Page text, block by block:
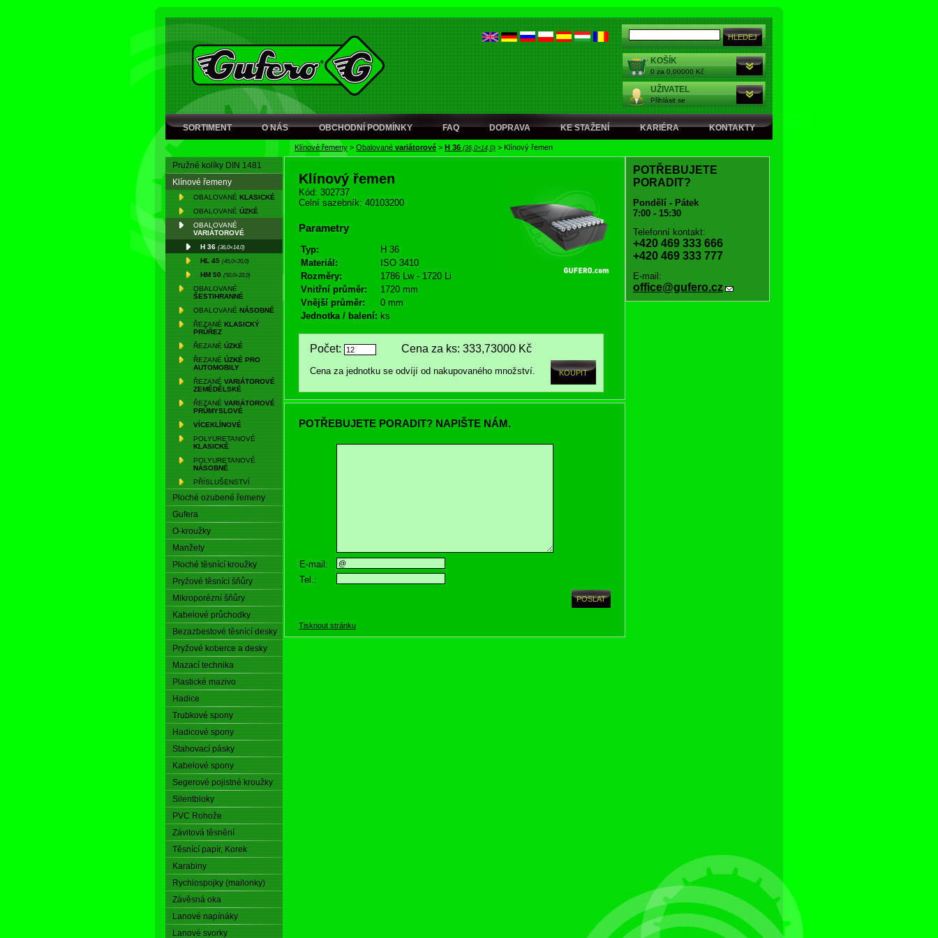
KOŠÍK
0 za 0,00000 Kč
UŽIVATEL
Přihlásit se
SORTIMENT O NÁS OBCHODNÍ PODMÍNKY FAQ DOPRAVA KE STAŽENÍ KARIÉRA KONTAKTY
Klínové řemeny > Obalované variátorové > H 36 (36,0×14,0) > Klínový řemen
Pružné kolíky DIN 1481
Klínové řemeny
OBALOVANÉ KLASICKÉ
OBALOVANÉ ÚZKÉ
OBALOVANÉ
VARIÁTOROVÉ
H 36 (36,0×14,0)
HL 45 (45,0×20,0)
HM 50 (50,0×22,0)
OBALOVANÉ
ŠESTIHRANNÉ
OBALOVANÉ NÁSOBNÉ
ŘEZANÉ KLASICKÝ
PRŮŘEZ
ŘEZANÉ ÚZKÉ
ŘEZANÉ ÚZKÉ PRO
AUTOMOBILY
ŘEZANÉ VARIÁTOROVÉ
ZEMĚDĚLSKÉ
ŘEZANÉ VARIÁTOROVÉ
PRŮMYSLOVÉ
VÍCEKLÍNOVÉ
POLYURETANOVÉ
KLASICKÉ
POLYURETANOVÉ
NÁSOBNÉ
PŘÍSLUŠENSTVÍ
Ploché ozubené řemeny
Gufera
O-kroužky
Manžety
Ploché těsnící kroužky
Pryžové těsnící šňůry
Mikroporézní šňůry
Kabelové průchodky
Bezazbestové těsnící desky
Pryžové koberce a desky
Mazací technika
Plastické mazivo
Hadice
Trubkové spony
Hadicové spony
Stahovací pásky
Kabelové spony
Segerové pojistné kroužky
Silentbloky
PVC Rohože
Závitová těsnění
Těsnící papír, Korek
Karabiny
Rychlospojky (mailonky)
Závěsná oka
Lanové napínáky
Lanové svorky
Klínový řemen
Kód: 302737
Celní sazebník: 40103200
Parametry
Typ:
H 36
Materiál:
ISO 3410
Rozměry:
1786 Lw - 1720 Li
Vnitřní průměr:
1720 mm
Vnější průměr:
0 mm
Jednotka / balení: ks
Počet: Cena za ks: 333,73000 Kč
Cena za jednotku se odvíjí od nakupovaného množství.
POTŘEBUJETE PORADIT? NAPIŠTE NÁM.
E-mail:
Tel.:
Tisknout stránku
POTŘEBUJETE
PORADIT?
Pondělí - Pátek
7:00 - 15:30
Telefonní kontakt:
+420 469 333 666
+420 469 333 777
E-mail:
office@gufero.cz